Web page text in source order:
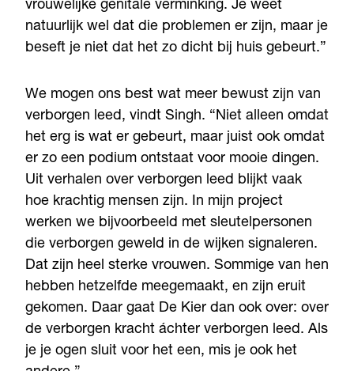
vrouwelijke genitale verminking. Je weet
natuurlijk wel dat die problemen er zijn, maar je
beseft je niet dat het zo dicht bij huis gebeurt.”
We mogen ons best wat meer bewust zijn van
verborgen leed, vindt Singh. “Niet alleen omdat
het erg is wat er gebeurt, maar juist ook omdat
er zo een podium ontstaat voor mooie dingen.
Uit verhalen over verborgen leed blijkt vaak
hoe krachtig mensen zijn. In mijn project
werken we bijvoorbeeld met sleutelpersonen
die verborgen geweld in de wijken signaleren.
Dat zijn heel sterke vrouwen. Sommige van hen
hebben hetzelfde meegemaakt, en zijn eruit
gekomen. Daar gaat De Kier dan ook over: over
de verborgen kracht áchter verborgen leed. Als
je je ogen sluit voor het een, mis je ook het